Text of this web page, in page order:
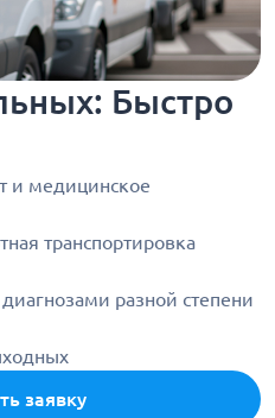
Быстро
и медицинское
транспортировка
разной степени
заявку